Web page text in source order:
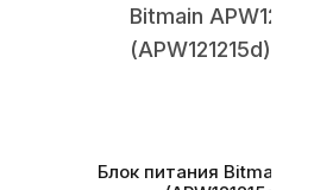
Блок питания Bitmain